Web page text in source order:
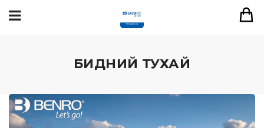
БИДНИЙ ТУХАЙ